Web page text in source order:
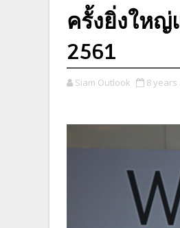
ครั้งยิ่งใหญ่
2561
Siam Outlook 8 years